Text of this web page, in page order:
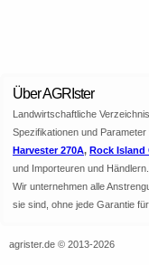
Über AGRIster
Landwirtschaftliche
Spezifikationen und
Harvester 270A, Rock Island
und Importeuren und Händlern.
Wir unternehmen alle
sie sind, ohne jede Garantie
agrister.de © 2013-2026